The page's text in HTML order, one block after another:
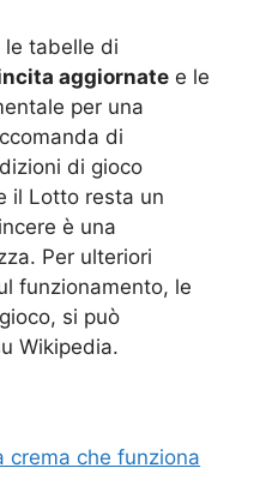
le tabelle di
aggiornate e le
per una
di
di gioco
il Lotto resta un
è una
Per ulteriori
funzionamento, le
si può
Wikipedia.
crema che funziona